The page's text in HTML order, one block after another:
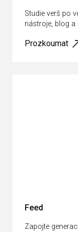
Studie verš po
nástroje, blog a
Prozkoumat
Feed
Zapojte